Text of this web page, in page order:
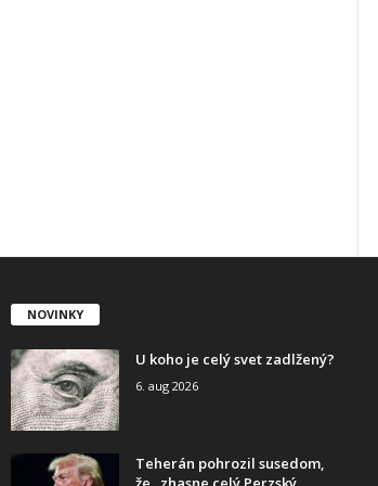
NOVINKY
U koho je celý svet zadlžený?
6. aug 2026
Teherán pohrozil susedom,